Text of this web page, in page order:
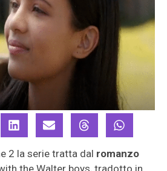
2 la serie tratta dal romanzo
the Walter boys, tradotto in